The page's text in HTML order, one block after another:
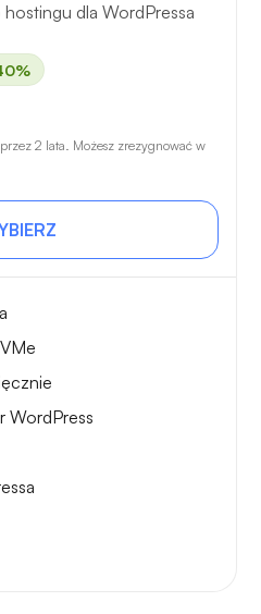
dla WordPressa
2 lata. Możesz zrezygnować w
WordPress